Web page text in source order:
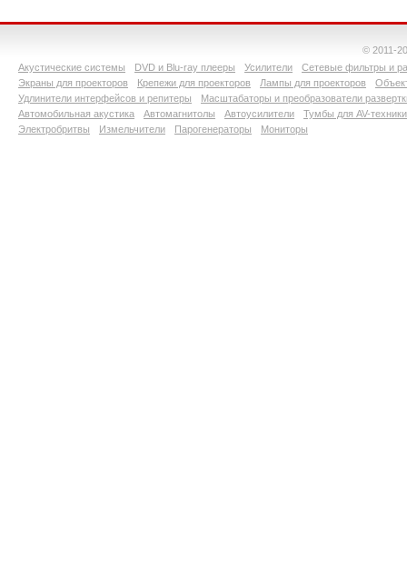
© 2011-
Акустические системы
DVD и Blu-ray плееры Усилители
Сетевые фильтры и
Экраны для проекторов
Крепежи для проекторов Лампы для проекторов
Удлинители интерфейсов и репитеры
Масштабаторы и преобразователи
Автомобильная акустика
Автомагнитолы Автоусилители
Тумбы для AV-техники
Электробритвы
Измельчители Парогенераторы Мониторы